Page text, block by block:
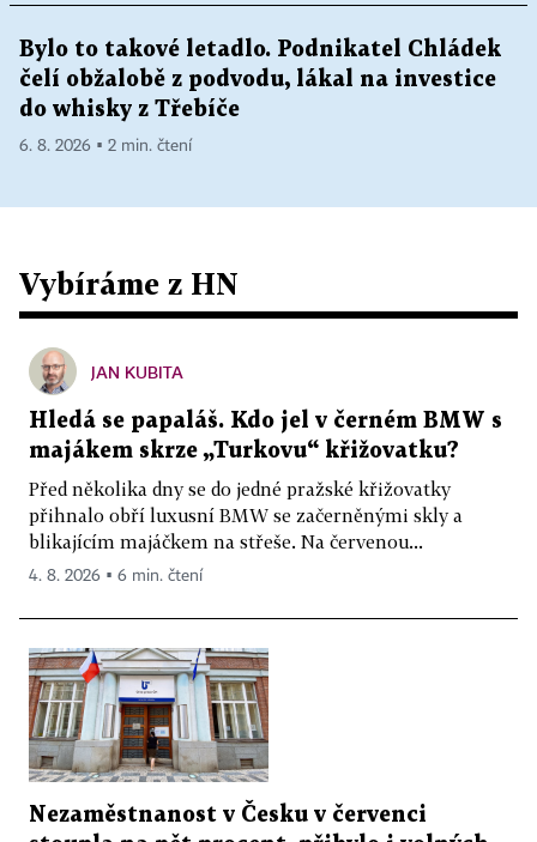
Bylo to takové letadlo. Podnikatel Chládek
čelí obžalobě z podvodu, lákal na investice
do whisky z Třebíče
6. 8. 2026 ▪ 2 min. čtení
Vybíráme z HN
JAN KUBITA
Hledá se papaláš. Kdo jel v černém BMW s
majákem skrze „Turkovu“ křižovatku?
Před několika dny se do jedné pražské křižovatky
přihnalo obří luxusní BMW se začerněnými skly a
blikajícím majáčkem na střeše. Na červenou...
4. 8. 2026 ▪ 6 min. čtení
Nezaměstnanost v Česku v červenci